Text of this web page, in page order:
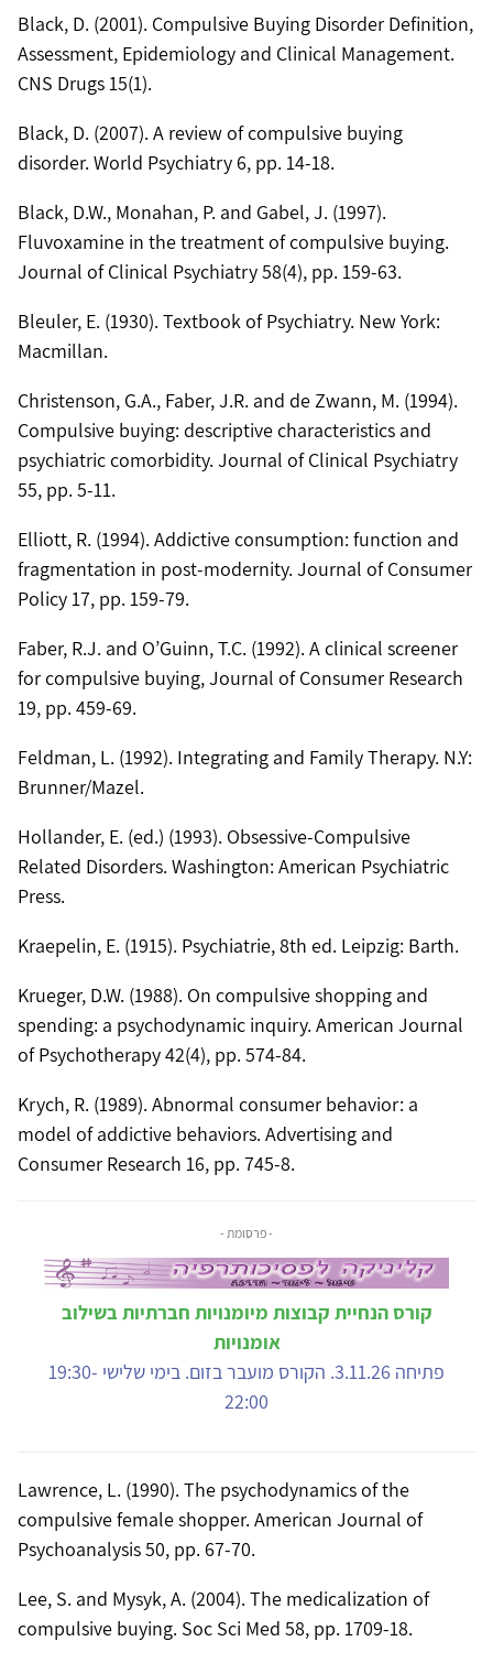
Black, D. (2001). Compulsive Buying Disorder Definition,
Assessment, Epidemiology and Clinical Management.
CNS Drugs 15(1).
Black, D. (2007). A review of compulsive buying
disorder. World Psychiatry 6, pp. 14-18.
Black, D.W., Monahan, P. and Gabel, J. (1997).
Fluvoxamine in the treatment of compulsive buying.
Journal of Clinical Psychiatry 58(4), pp. 159-63.
Bleuler, E. (1930). Textbook of Psychiatry. New York:
Macmillan.
Christenson, G.A., Faber, J.R. and de Zwann, M. (1994).
Compulsive buying: descriptive characteristics and
psychiatric comorbidity. Journal of Clinical Psychiatry
55, pp. 5-11.
Elliott, R. (1994). Addictive consumption: function and
fragmentation in post-modernity. Journal of Consumer
Policy 17, pp. 159-79.
Faber, R.J. and O’Guinn, T.C. (1992). A clinical screener
for compulsive buying, Journal of Consumer Research
19, pp. 459-69.
Feldman, L. (1992). Integrating and Family Therapy. N.Y:
Brunner/Mazel.
Hollander, E. (ed.) (1993). Obsessive-Compulsive
Related Disorders. Washington: American Psychiatric
Press.
Kraepelin, E. (1915). Psychiatrie, 8th ed. Leipzig: Barth.
Krueger, D.W. (1988). On compulsive shopping and
spending: a psychodynamic inquiry. American Journal
of Psychotherapy 42(4), pp. 574-84.
Krych, R. (1989). Abnormal consumer behavior: a
model of addictive behaviors. Advertising and
Consumer Research 16, pp. 745-8.
- פרסומת -
קורס הנחיית קבוצות מיומנויות חברתיות בשילוב
אומנויות
פתיחה 3.11.26. הקורס מועבר בזום. בימי שלישי 19:30-
22:00
Lawrence, L. (1990). The psychodynamics of the
compulsive female shopper. American Journal of
Psychoanalysis 50, pp. 67-70.
Lee, S. and Mysyk, A. (2004). The medicalization of
compulsive buying. Soc Sci Med 58, pp. 1709-18.